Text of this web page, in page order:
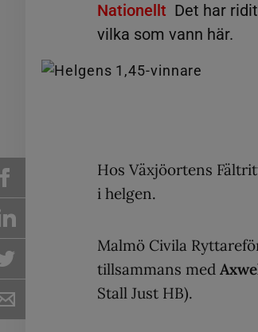
Nationellt Det har
vilka som vann här.
Hos Växjöortens
i helgen.
Malmö Civila
tillsammans med
Stall Just HB).